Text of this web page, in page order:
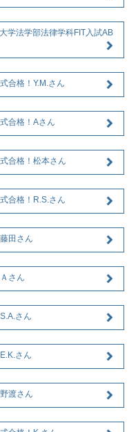
学法学部法律学科FIT入試AB
合格！Y.M.さん
合格！Aさん
合格！松本さん
合格！R.S.さん
田さん
さん
さん
さん
渡さん